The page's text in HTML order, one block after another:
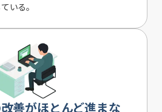
いる。
善がほとんど進まな